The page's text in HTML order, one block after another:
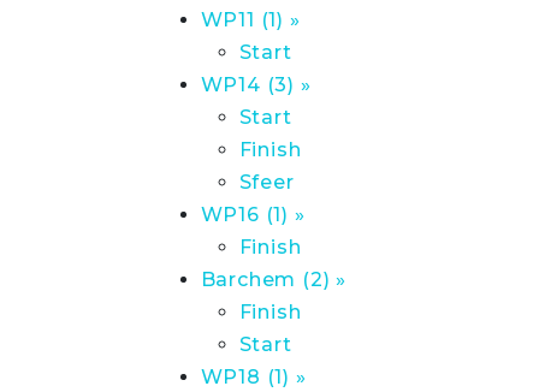
WP11 (1) »
Start
WP14 (3) »
Start
Finish
Sfeer
WP16 (1) »
Finish
Barchem (2) »
Finish
Start
WP18 (1) »